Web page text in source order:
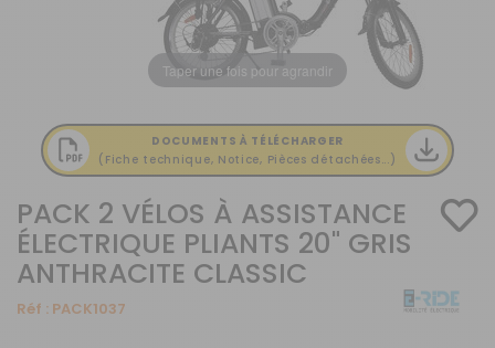
Taper une fois pour agrandir
DOCUMENTS À TÉLÉCHARGER
(Fiche technique, Notice, Pièces détachées...)
PACK 2 VÉLOS À ASSISTANCE
ÉLECTRIQUE PLIANTS 20" GRIS
ANTHRACITE CLASSIC
Réf : PACK1037